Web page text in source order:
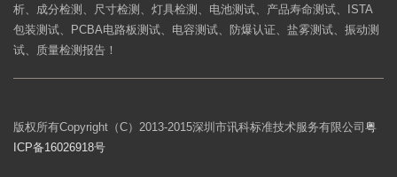
析、成分检测、尺寸检测、灯具检测、电池测试、产品寿命测试、ISTA
包装测试、PCBA电路板测试、电容测试、防爆认证、盐雾测试、振动测
试、质量检测报告！
版权所有Copyright（C）2013-2015深圳市讯科标准技术服务有限公司 粤
ICP备16026918号